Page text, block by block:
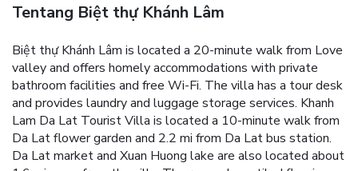
Tentang Biệt thự Khánh Lâm
Biệt thự Khánh Lâm is located a 20-minute walk from Love
valley and offers homely accommodations with private
bathroom facilities and free Wi-Fi. The villa has a tour desk
and provides laundry and luggage storage services. Khanh
Lam Da Lat Tourist Villa is located a 10-minute walk from
Da Lat flower garden and 2.2 mi from Da Lat bus station.
Da Lat market and Xuan Huong lake are also located about